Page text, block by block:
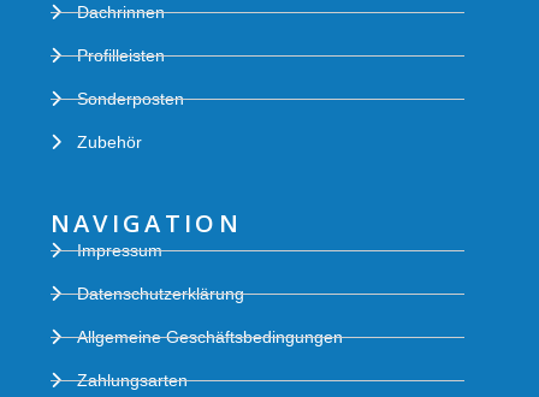
Dachrinnen
Profilleisten
Sonderposten
Zubehör
NAVIGATION
Impressum
Datenschutzerklärung
Allgemeine Geschäftsbedingungen
Zahlungsarten